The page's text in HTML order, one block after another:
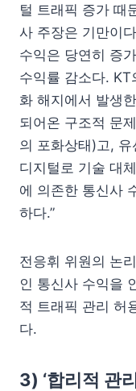
털 트래픽 증가 때
사 주장은 기만이
수익은 당연히 증
수익률 감소다. KT
화 해지에서 발생
되어온 구조적 문
의 포화상태)고,
디지털로 기술 대
에 의존한 통신사
하다.”
전응휘 위원의 논
인 통신사 수익을
적 트래픽 관리 허
다.
3) ‘합리적 관